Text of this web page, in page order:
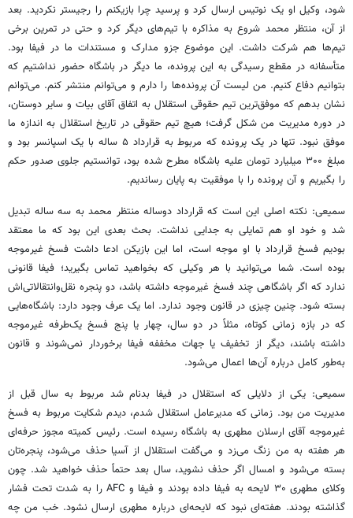
شود، وکیل او یک نوتیس ارسال کرد و پرسید چرا بازیکنم را رجیستر نکردید. بعد
از آن، منتظر محمد شروع به مذاکره با تیم‌های دیگر کرد و حتی در تمرین برخی
تیم‌ها هم شرکت داشت. این موضوع جزو مدارک و مستندات ما در فیفا بود.
متأسفانه در مقطع رسیدگی به این پرونده، ما دیگر در باشگاه حضور نداشتیم که
بتوانیم دفاع کنیم. من لیست آن پرونده‌ها را دارم و می‌توانم منتشر کنم. می‌توانم
نشان بدهم که موفق‌ترین تیم حقوقی استقلال به اتفاق آقای بیات و سایر دوستان،
در دوره مدیریت من شکل گرفت؛ هیچ تیم حقوقی در تاریخ استقلال به اندازه ما
موفق نبود. تنها در یک پرونده که مربوط به قرارداد ۵ ساله با یک اسپانسر بود و
مبلغ ۳۰۰ میلیارد تومان علیه باشگاه مطرح شده بود، توانستیم جلوی صدور حکم
را بگیریم و آن پرونده را با موفقیت به پایان رساندیم.
سمیعی: نکته اصلی این است که قرارداد دوساله منتظر محمد به سه ساله تبدیل
شد و خود او هم تمایلی به جدایی نداشت. بحث بعدی این بود که ما معتقد
بودیم فسخ قرارداد با او موجه است، اما این بازیکن ادعا داشت فسخ غیرموجه
بوده است. شما می‌توانید با هر وکیلی که بخواهید تماس بگیرید؛ فیفا قانونی
ندارد که اگر باشگاهی چند فسخ غیرموجه داشته باشد، دو پنجره نقل‌وانتقالاتی‌اش
بسته شود. چنین چیزی در قانون وجود ندارد. اما یک عرف وجود دارد: باشگاه‌هایی
که در بازه زمانی کوتاه، مثلاً در دو سال، چهار یا پنج فسخ یک‌طرفه غیرموجه
داشته باشند، دیگر از تخفیف یا جهات مخففه فیفا برخوردار نمی‌شوند و قانون
به‌طور کامل درباره آن‌ها اعمال می‌شود.
سمیعی: یکی از دلایلی که استقلال در فیفا بدنام شد مربوط به سال قبل از
مدیریت من بود. زمانی که مدیرعامل استقلال شدم، دیدم شکایت مربوط به فسخ
غیرموجه آقای ارسلان مطهری به باشگاه رسیده است. رئیس کمیته مجوز حرفه‌ای
هر هفته به من زنگ می‌زد و می‌گفت استقلال از آسیا حذف می‌شود، پنجره‌تان
بسته می‌شود و امسال اگر حذف نشوید، سال بعد حتماً حذف خواهید شد. چون
وکلای مطهری ۳۰ لایحه به فیفا داده بودند و فیفا و AFC را به شدت تحت فشار
گذاشته بودند. هفته‌ای نبود که لایحه‌ای درباره مطهری ارسال نشود. خب من چه